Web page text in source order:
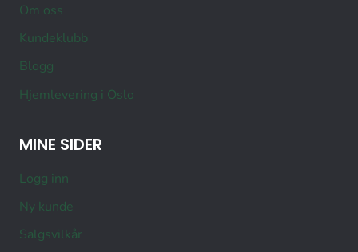
Om oss
Kundeklubb
Blogg
Hjemlevering i Oslo
MINE SIDER
Logg inn
Ny kunde
Salgsvilkår